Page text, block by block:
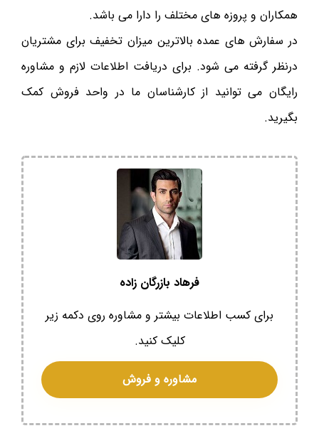
همکاران و پروزه های مختلف را دارا می باشد.
در سفارش های عمده بالاترین میزان تخفیف برای مشتریان
درنظر گرفته می شود. برای دریافت اطلاعات لازم و مشاوره
رایگان می توانید از کارشناسان ما در واحد فروش کمک
بگیرید.
فرهاد بازرگان زاده
برای کسب اطلاعات بیشتر و مشاوره روی دکمه زیر
کلیک کنید.
مشاوره و فروش